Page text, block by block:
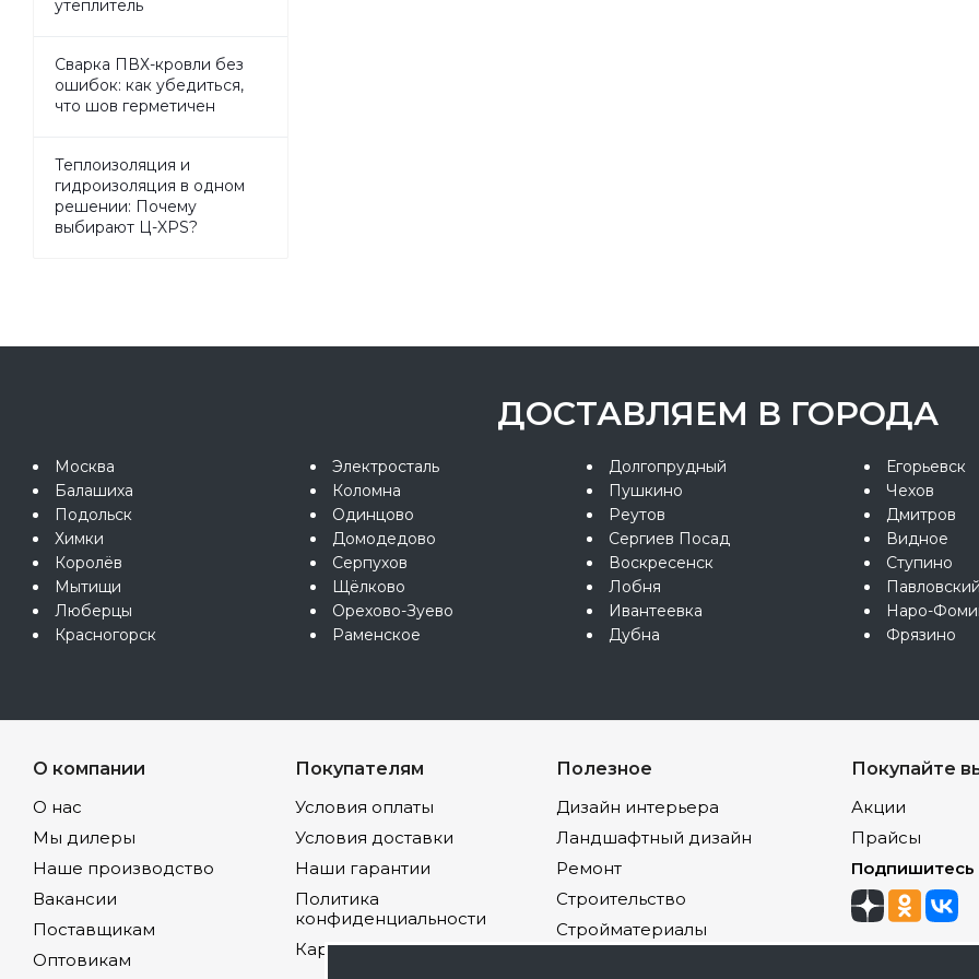
утеплитель
Сварка ПВХ-кровли без
ошибок: как убедиться,
что шов герметичен
Теплоизоляция и
гидроизоляция в одном
решении: Почему
выбирают Ц-XPS?
ДОСТАВЛЯЕМ В ГОРОДА
Москва
Балашиха
Подольск
Химки
Королёв
Мытищи
Люберцы
Красногорск
Электросталь
Коломна
Одинцово
Домодедово
Серпухов
Щёлково
Орехово-Зуево
Раменское
Долгопрудный
Пушкино
Реутов
Сергиев Посад
Воскресенск
Лобня
Ивантеевка
Дубна
Егорьевск
Чехов
Дмитров
Видное
Ступино
Наро-
Фрязино
О компании
О нас
Мы дилеры
Наше производство
Вакансии
Поставщикам
Оптовикам
Покупателям
Условия оплаты
Условия доставки
Наши гарантии
Политика
конфиденциальности
Карта сайта
Полезное
Дизайн интерьера
Ландшафтный дизайн
Ремонт
Строительство
Стройматериалы
Покупайте
Акции
Прайсы
Подпишитесь